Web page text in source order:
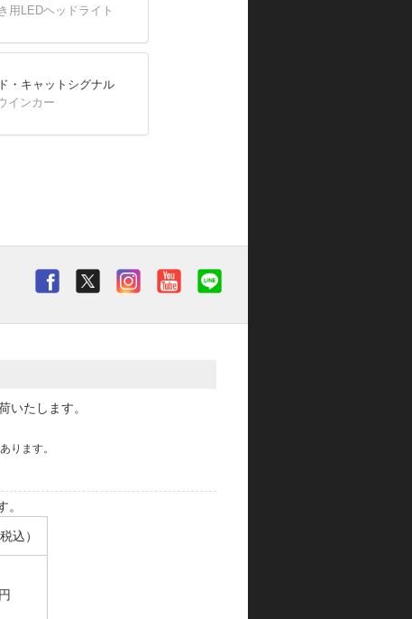
用LEDヘッドライト
・キャットシグナル
インカー
いたします。
ります。
込）